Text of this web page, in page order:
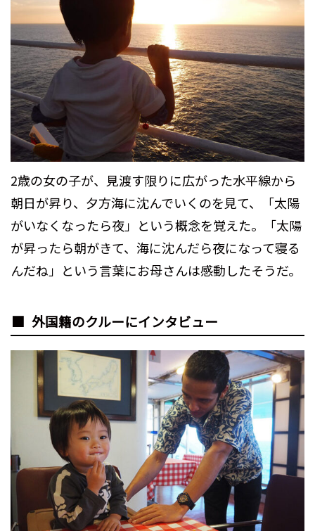
2歳の女の子が、見渡す限りに広がった水平線から
朝日が昇り、夕方海に沈んでいくのを見て、「太陽
がいなくなったら夜」という概念を覚えた。「太陽
が昇ったら朝がきて、海に沈んだら夜になって寝る
んだね」という言葉にお母さんは感動したそうだ。
外国籍のクルーにインタビュー